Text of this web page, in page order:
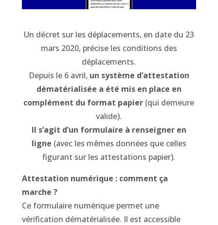
Un décret sur les déplacements, en date du 23
mars 2020, précise les conditions des
déplacements.
Depuis le 6 avril, un système d’attestation
dématérialisée a été mis en place en
complément du format papier (qui demeure
valide).
Il s’agit d’un formulaire à renseigner en
ligne (avec les mêmes données que celles
figurant sur les attestations papier).
Attestation numérique : comment ça
marche ?
Ce formulaire numérique permet une
vérification dématérialisée. Il est accessible